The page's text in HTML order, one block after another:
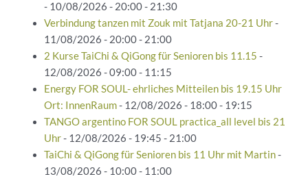
- 10/08/2026 - 20:00 - 21:30
Verbindung tanzen mit Zouk mit Tatjana 20-21 Uhr-
11/08/2026 - 20:00 - 21:00
2 Kurse TaiChi & QiGong für Senioren bis 11.15 -
12/08/2026 - 09:00 - 11:15
Energy FOR SOUL- ehrliches Mitteilen bis 19.15 Uhr
Ort: InnenRaum- 12/08/2026 - 18:00 - 19:15
TANGO argentino FOR SOUL practica_all level bis 21
Uhr- 12/08/2026 - 19:45 - 21:00
TaiChi & QiGong für Senioren bis 11 Uhr mit Martin-
13/08/2026 - 10:00 - 11:00